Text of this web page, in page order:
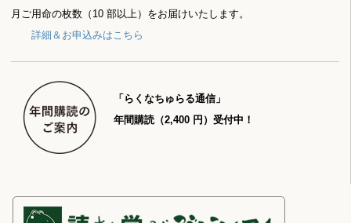
月ご用命の枚数（10 部以上）をお届けいたします。
詳細＆お申込みはこちら
「らくなちゅらる通信」
年間購読（2,400 円）受付中！